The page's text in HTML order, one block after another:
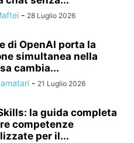
- 28 Luglio 2026
di OpenAI porta la
simultanea nella
cambia...
- 21 Luglio 2026
la guida completa
competenze
per il...